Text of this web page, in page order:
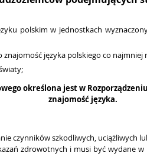
polskim w jednostkach
języka polskiego co najmniej
określona jest w
znajomość języka.
czynników szkodliwych, uciążliwych
zdrowotnych i musi być wydane